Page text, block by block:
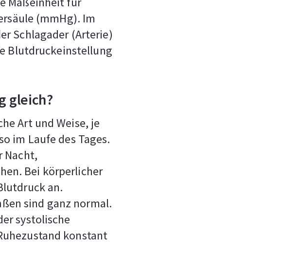
(mmHg). Im
Schlagader (Arterie)
Blutdruckeinstellung
gleich?
Art und Weise, je
im Laufe des Tages.
Nacht,
Bei körperlicher
an.
sind ganz normal.
systolische
konstant